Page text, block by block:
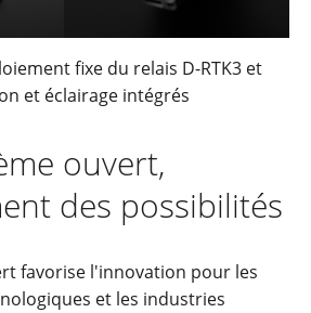
fixe du relais D-RTK3 et
et éclairage intégrés
ouvert,
des possibilités
favorise l'innovation pour les
et les industries